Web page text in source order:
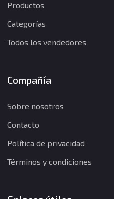
Productos
Categorías
Todos los vendedores
Compañía
Sobre nosotros
Contacto
Política de privacidad
Términos y condiciones